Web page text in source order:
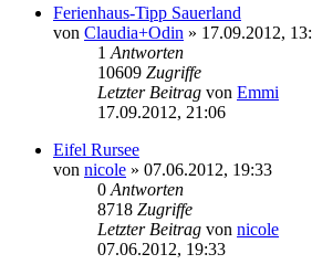
Ferienhaus-Tipp Sauerland
von Claudia+Odin » 17.09.2012,
1 Antworten
10609 Zugriffe
Letzter Beitrag von Emmi
17.09.2012, 21:06
Eifel Rursee
von nicole » 07.06.2012, 19:33
0 Antworten
8718 Zugriffe
Letzter Beitrag von nicole
07.06.2012, 19:33